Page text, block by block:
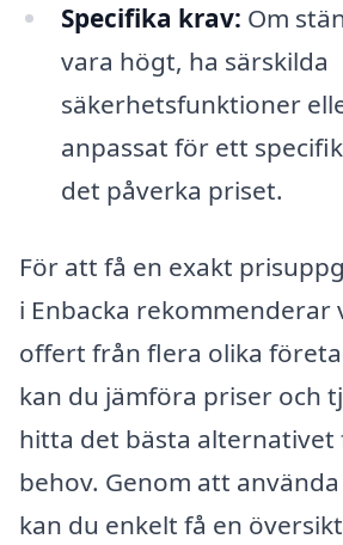
Specifika krav: Om
vara högt, ha särskilda
säkerhetsfunktioner
anpassat för ett
det påverka priset.
För att få en exakt
i Enbacka rekommenderar
offert från flera olika
kan du jämföra priser och
hitta det bästa alternativet
behov. Genom att
kan du enkelt få en